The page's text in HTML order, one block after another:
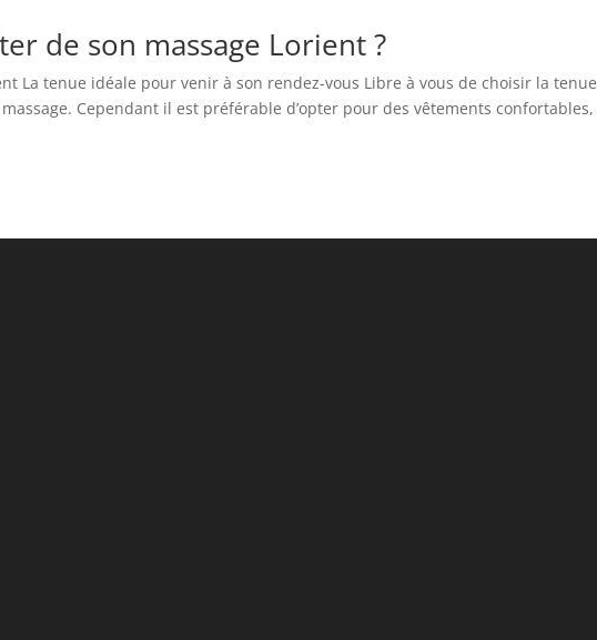
de son massage Lorient ?
La tenue idéale pour venir à son rendez-vous Libre à vous de choisir la tenue
Cependant il est préférable d’opter pour des vêtements confortables,